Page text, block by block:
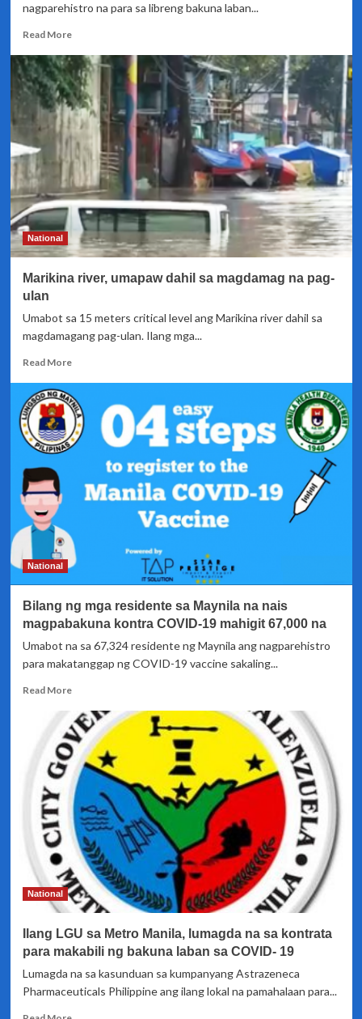
nagparehistro na para sa libreng bakuna laban...
Read MoreRead
about
Mga
nagparehistro
para
sa
libreng
bakuna
kontra
COVID-
19
sa
San
Juan
umabot
mahigit
24,000
National
Marikina river, umapaw dahil sa magdamag na pag-
ulan
Umabot sa 15 meters critical level ang Marikina river dahil sa
magdamagang pag-ulan. Ilang mga...
Read MoreRead
Marikina
river,
umapaw
dahil
magdamag
National
Bilang ng mga residente sa Maynila na nais
magpabakuna kontra COVID-19 mahigit 67,000 na
Umabot na sa 67,324 residente ng Maynila ang nagparehistro
para makatanggap ng COVID-19 vaccine sakaling...
Read MoreRead
about
Bilang
ng
mga
residente
sa
Maynila
na
nais
magpabakuna
kontra
COVID-
19
67,000
na
National
Ilang LGU sa Metro Manila, lumagda na sa kontrata
para makabili ng bakuna laban sa COVID- 19
Lumagda na sa kasunduan sa kumpanyang Astrazeneca
Pharmaceuticals Philippine ang ilang lokal na pamahalaan para...
Read